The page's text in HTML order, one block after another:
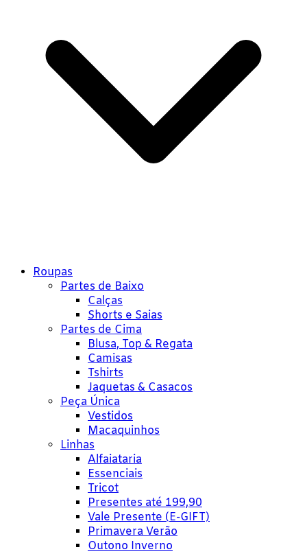
Roupas
Partes de Baixo
Calças
Shorts e Saias
Partes de Cima
Blusa, Top & Regata
Camisas
Tshirts
Jaquetas & Casacos
Peça Única
Vestidos
Macaquinhos
Linhas
Alfaiataria
Essenciais
Tricot
Presentes até 199,90
Vale Presente (E-GIFT)
Primavera Verão
Outono Inverno